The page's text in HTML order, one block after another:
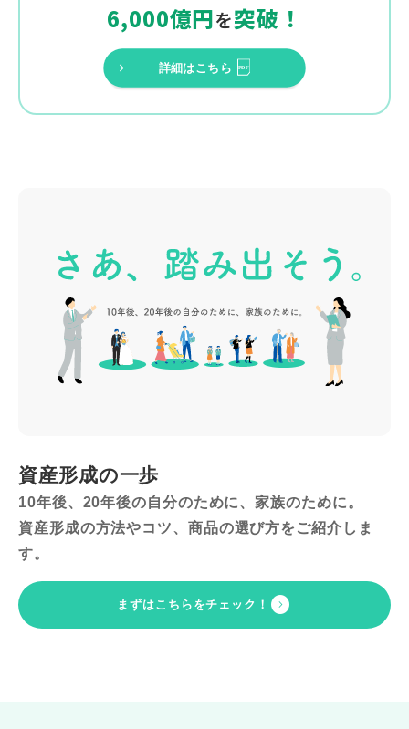
6,000億円を突破！
詳細はこちら
資産形成の一歩
10年後、20年後の自分のために、家族のために。
資産形成の方法やコツ、商品の選び方をご紹介しま
す。
まずはこちらをチェック！
Reserved. Smart-i 8資産バランス 成長型が日本のアロケ
ーション部門の優秀ファンドを受賞。
© 2025 Morningstar. All Rights Reserved.ここに含まれる
情報は、(1)Morningstar 及び/又はそのコンテンツプロバ
ではなく、且つ(6)誤りがないこと、正確性又は完全性を
保証するものではありません。法令で別段の定めがある
場合を除き、Morningstar は、この情報、データ、分析あ
るいは意見又はそれらを使用することから生ずる、又は
関連する一切の取引の決定、損害またはその他の損失に
ついて責任を負いません。 ※評価基準日：2024年12月
末時点